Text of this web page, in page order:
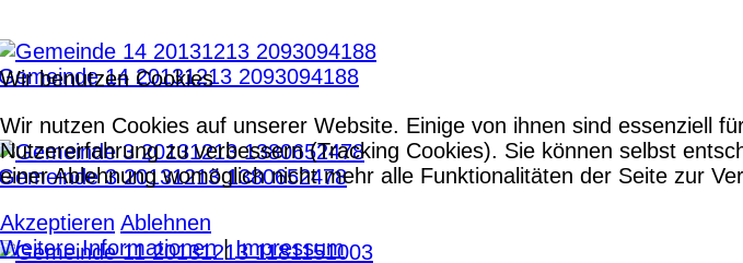
14 20131213 2093094188
3 20131213 1380652478
Wir benutzen Cookies
Wir nutzen Cookies auf unserer Website. Einige von ihnen sind essenziell
Nutzererfahrung zu verbessern (Tracking Cookies). Sie können selbst
einer Ablehnung womöglich nicht mehr alle Funktionalitäten der Seite zur
Akzeptieren Ablehnen
Weitere Informationen|Impressum